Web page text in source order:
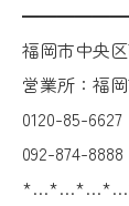
福岡市中央
営業所：福
0120-85-6627
092-874-8888